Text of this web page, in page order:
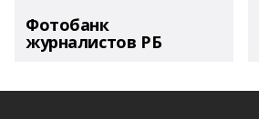
Фотобанк
журналистов РБ